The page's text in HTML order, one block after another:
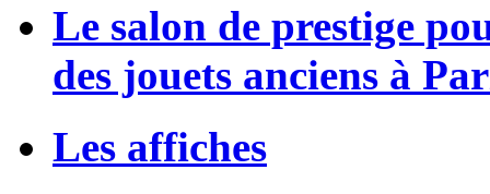
Le salon de prestige
des jouets anciens à
Les affiches